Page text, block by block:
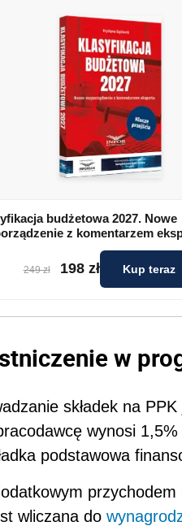
budżetowa 2027. Nowe
z komentarzem
249 zł 198 zł Kup teraz
w
składek na
wynosi 1,5%
podstawowa
wliczana do